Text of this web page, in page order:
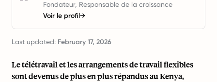
Fondateur, Responsable de la croissance
Voir le profil→
Last updated: February 17, 2026
Le télétravail et les arrangements de travail flexibles
sont devenus de plus en plus répandus au Kenya,